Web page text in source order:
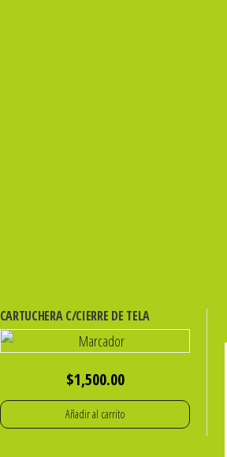
CARTUCHERA C/CIERRE DE TELA
$1,500.00
Añadir al carrito